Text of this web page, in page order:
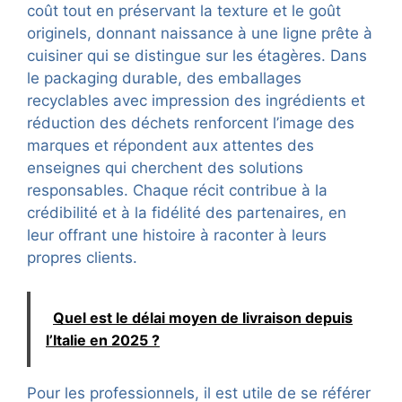
coût tout en préservant la texture et le goût
originels, donnant naissance à une ligne prête à
cuisiner qui se distingue sur les étagères. Dans
le packaging durable, des emballages
recyclables avec impression des ingrédients et
réduction des déchets renforcent l’image des
marques et répondent aux attentes des
enseignes qui cherchent des solutions
responsables. Chaque récit contribue à la
crédibilité et à la fidélité des partenaires, en
leur offrant une histoire à raconter à leurs
propres clients.
Quel est le délai moyen de livraison depuis
l’Italie en 2025 ?
Pour les professionnels, il est utile de se référer